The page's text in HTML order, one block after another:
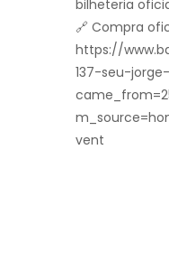
bilheteria
🔗 Compra
https://
137-seu-
vent